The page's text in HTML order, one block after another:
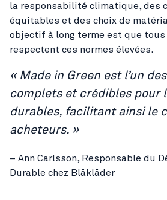
la responsabilité climatique, des
équitables et des choix de
objectif à long terme est que
respectent ces normes élevées.
« Made in Green est l’un
complets et crédibles pour
durables, facilitant ainsi le
acheteurs. »
– Ann Carlsson, Responsable du
Durable chez Blåkläder